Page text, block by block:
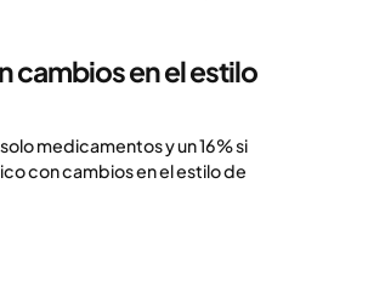
cambios en el estilo
medicamentos y un 16% si
con cambios en el estilo de